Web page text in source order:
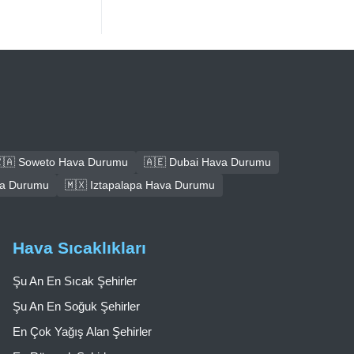
Soweto Hava Durumu
🇦🇪 Dubai Hava Durumu
Durumu
🇲🇽 Iztapalapa Hava Durumu
Hava Sıcaklıkları
Şu An En Sıcak Şehirler
Şu An En Soğuk Şehirler
En Çok Yağış Alan Şehirler